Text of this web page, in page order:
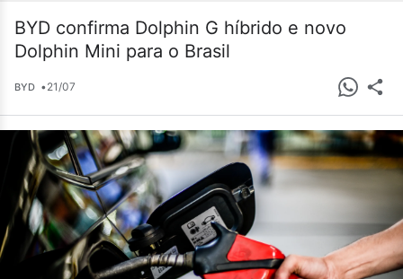
BYD confirma Dolphin G híbrido e novo
Dolphin Mini para o Brasil
BYD •21/07